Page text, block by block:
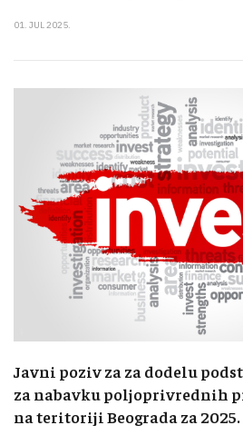
01. JUL 2025.
Javni poziv za za dodelu
za nabavku poljoprivrednih
na teritoriji Beograda za